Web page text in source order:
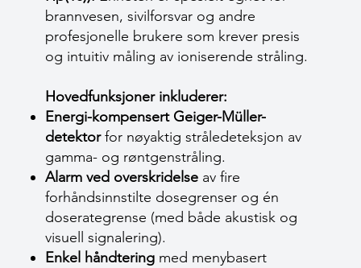
brannvesen, sivilforsvar og andre
profesjonelle brukere som krever presis
og intuitiv måling av ioniserende stråling.
Hovedfunksjoner inkluderer:
Energi-kompensert Geiger-Müller-
detektorfor nøyaktig stråledeteksjon av
gamma- og røntgenstråling.
Alarm ved overskridelse av fire
forhåndsinnstilte dosegrenser og én
doserategrense (med både akustisk og
visuell signalering).
Enkel håndtering med menybasert